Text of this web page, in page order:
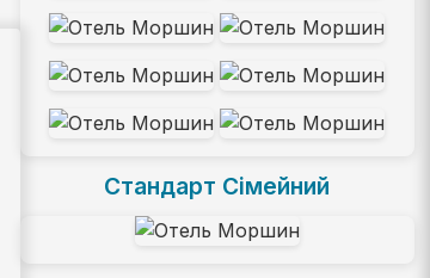
Стандарт Сімейний